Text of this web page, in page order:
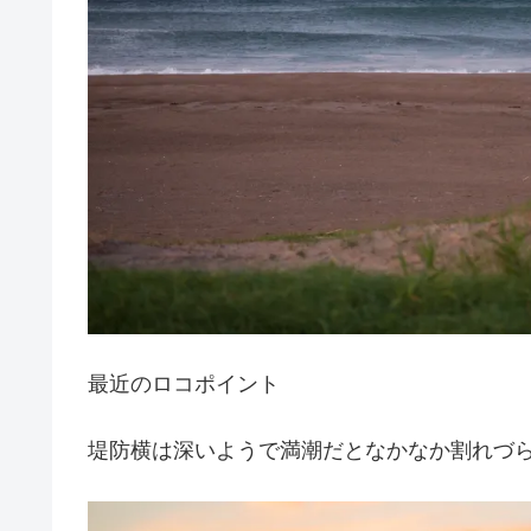
最近のロコポイント
堤防横は深いようで満潮だとなかなか割れづ